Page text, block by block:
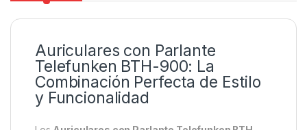
Auriculares con Parlante
Telefunken BTH-900: La
Combinación Perfecta de Estilo
y Funcionalidad